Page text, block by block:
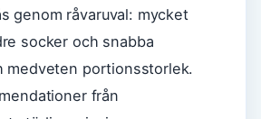
genom råvaruval: mycket
socker och snabba
medveten portionsstorlek.
från